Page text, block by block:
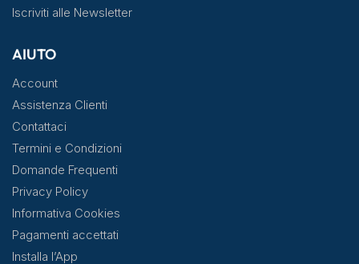
Iscriviti alle Newsletter
AIUTO
Account
Assistenza Clienti
Contattaci
Termini e Condizioni
Domande Frequenti
Privacy Policy
Informativa Cookies
Pagamenti accettati
Installa l’App